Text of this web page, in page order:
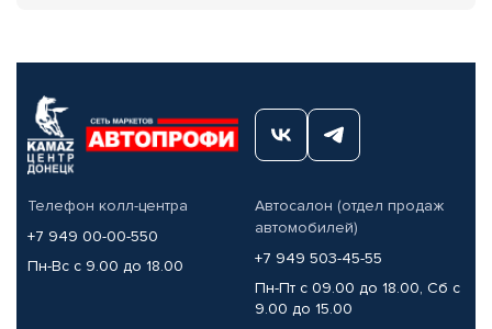
Телефон колл-центра
+7 949 00-00-550
Пн-Вс с 9.00 до 18.00
Автосалон (отдел продаж
автомобилей)
+7 949 503-45-55
Пн-Пт с 09.00 до 18.00, Сб с
9.00 до 15.00